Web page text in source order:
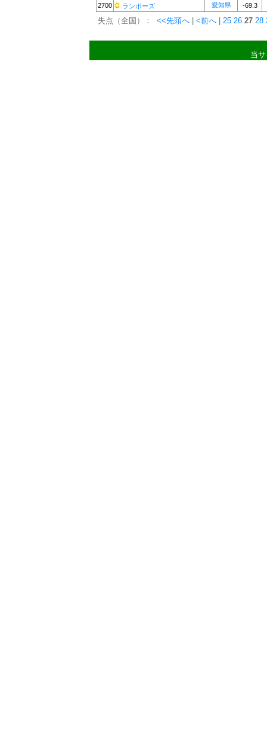
2700 ランボーズ 愛知県 -69.3
失点（全国）： <<先頭へ <前へ 25 26 27 28
当